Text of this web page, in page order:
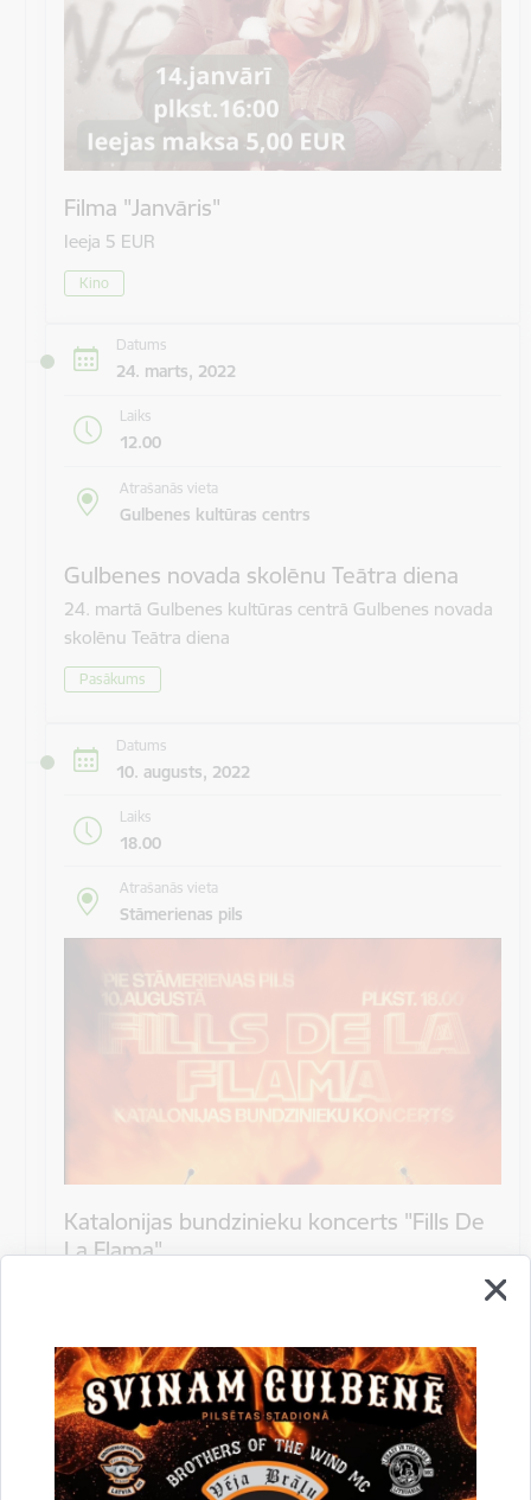
Filma "Janvāris"
Ieeja 5 EUR
Kino
Datums
24. marts, 2022
Laiks
12.00
Atrašanās vieta
Gulbenes kultūras centrs
Gulbenes novada skolēnu Teātra diena
24. martā Gulbenes kultūras centrā Gulbenes novada
skolēnu Teātra diena
Pasākums
Datums
10. augusts, 2022
Laiks
18.00
Atrašanās vieta
Stāmerienas pils
Katalonijas bundzinieku koncerts "Fills De
La Flama"
Koncerts
Datums
12. novembris, 2022
Laiks